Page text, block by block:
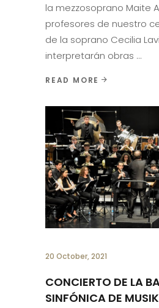
la mezzosoprano Maite
profesores de nuestro
de la soprano Cecilia
interpretarán obras
READ MORE
20 October, 2021
CONCIERTO DE LA
SINFÓNICA DE